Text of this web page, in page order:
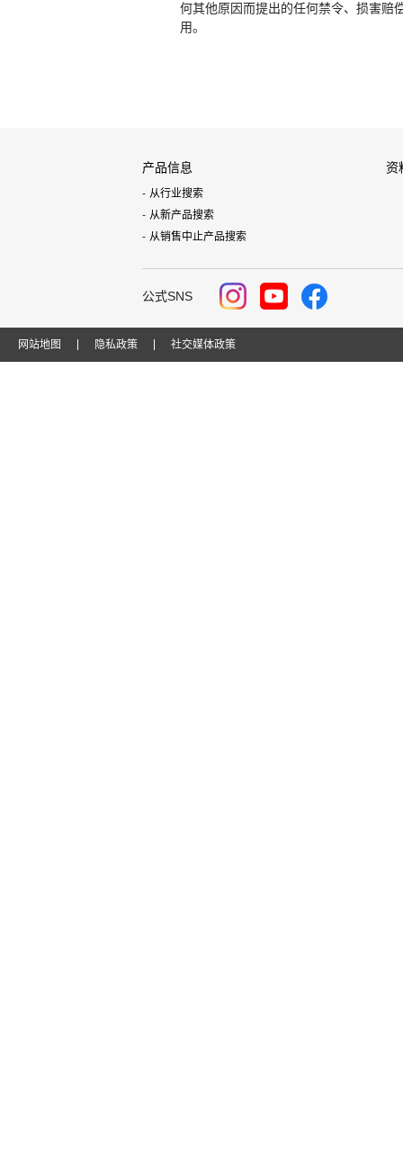
何其他原因而提出的任何禁令、损害赔
用。
产品信息
从行业搜索
从新产品搜索
从销售中止产品搜索
资
公式SNS
网站地图 隐私政策 社交媒体政策